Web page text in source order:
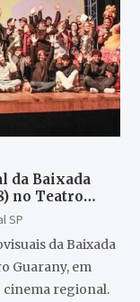
da Baixada
no Teatro
SP
da Baixada
Guarany, em
cinema regional.